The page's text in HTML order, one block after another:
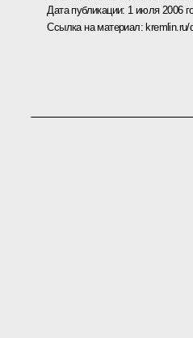
Дата публикации: 1 июля 2006
Ссылка на материал:kremlin.ru/